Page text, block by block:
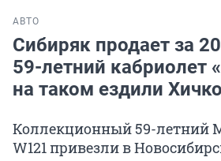
АВТО
Сибиряк продает за
59-летний кабриолет
на таком ездили
Коллекционный 59-летний
W121 привезли в